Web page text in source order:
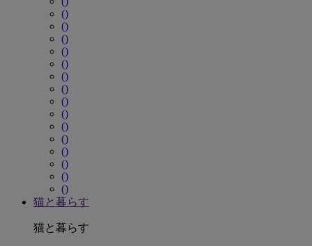
()
()
()
()
()
()
()
()
()
()
()
()
()
()
()
猫と暮らす
猫と暮らす